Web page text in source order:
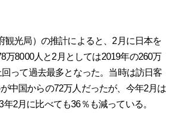
光局）の推計によると、2月に日本を
万8000人と2月としては2019年の260万
って過去最多となった。当時は訪日客
中国からの72万人だったが、今年2月は
2月に比べても36％も減っている。